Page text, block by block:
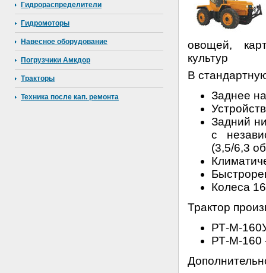
Гидрораспределители
Гидромоторы
Навесное оборудование
Погрузчики Амкдор
Тракторы
Техника после кап. ремонта
овощей,
культур
В
Заднее
Задний
с
(3,5/6,3
Колеса
Трактор
РТ-М-
РТ-М-160